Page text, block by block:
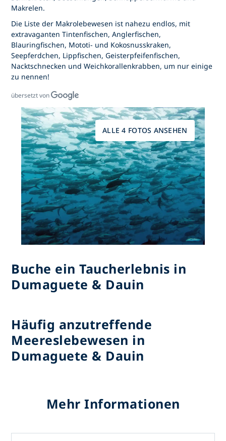
Makrelen.
Die Liste der Makrolebewesen ist nahezu endlos, mit
extravaganten Tintenfischen, Anglerfischen,
Blauringfischen, Mototi- und Kokosnusskraken,
Seepferdchen, Lippfischen, Geisterpfeifenfischen,
Nacktschnecken und Weichkorallenkrabben, um nur einige
zu nennen!
übersetzt von
ALLE 4 FOTOS ANSEHEN
Buche ein Taucherlebnis in
Dumaguete & Dauin
Häufig anzutreffende
Meereslebewesen in
Dumaguete & Dauin
Mehr Informationen